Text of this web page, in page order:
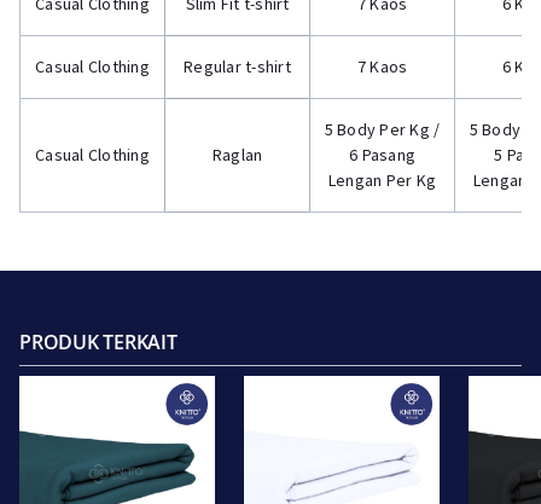
Casual Clothing Regular t-shirt 7 Kaos 6
Casual Clothing Raglan
5 Body Per Kg /
6 Pasang
Lengan Per Kg
5 Body
5
Lengan
PRODUK TERKAIT